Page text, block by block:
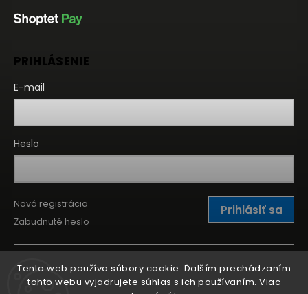
Tento web používa súbory cookie. Ďalším prechádzaním
tohto webu vyjadrujete súhlas s ich používaním. Viac
PRIHLÁSENIE
E-mail
Heslo
Prihlásiť sa
Nová registrácia
Zabudnuté heslo